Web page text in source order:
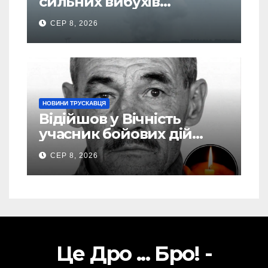
почалася масова
евакуація
СЕР 8, 2026
НОВИНИ ТРУСКАВЦЯ
Відійшов у Вічність
учасник бойових дій
Василь Іваникович зі
Станилі
СЕР 8, 2026
Це Дро ... Бро! -